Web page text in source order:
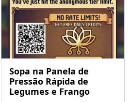
Sopa na Panela de
Pressão Rápida de
Legumes e Frango